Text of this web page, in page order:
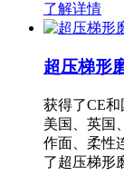
了解详情
超压梯形
获得了CE和
美国、英国
作面、柔性
了超压梯形